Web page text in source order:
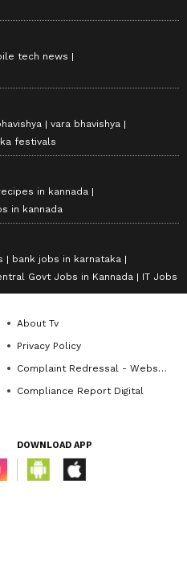
tech news
vara bhavishya
festivals
in kannada
in kannada
bank jobs in karnataka
Govt Jobs in Kannada IT Jobs
About Tv
Privacy Policy
Complaint Redressal - Website
Compliance Report Digital
DOWNLOAD APP